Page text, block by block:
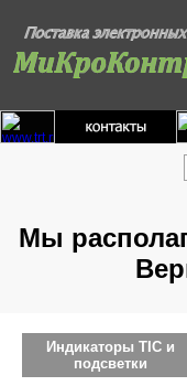
Мы
Индикаторы TIC и
подсветки